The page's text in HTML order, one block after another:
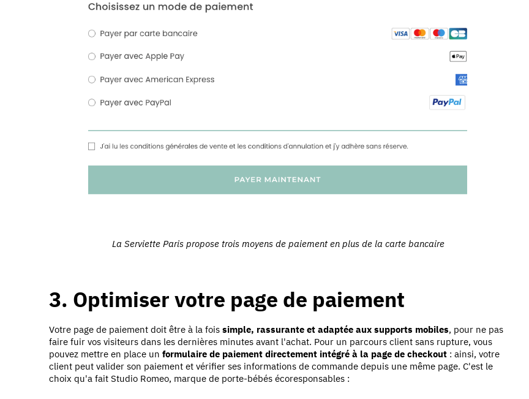
La Serviette Paris propose trois moyens de paiement en plus de la carte bancaire
3. Optimiser votre page de paiement
Votre page de paiement doit être à la fois simple, rassurante et adaptée aux supports mobiles, pour ne pas
faire fuir vos visiteurs dans les dernières minutes avant l'achat. Pour un parcours client sans rupture, vous
pouvez mettre en place un formulaire de paiement directement intégré à la page de checkout : ainsi, votre
client peut valider son paiement et vérifier ses informations de commande depuis une même page. C'est le
choix qu'a fait Studio Romeo, marque de porte-bébés écoresponsables :